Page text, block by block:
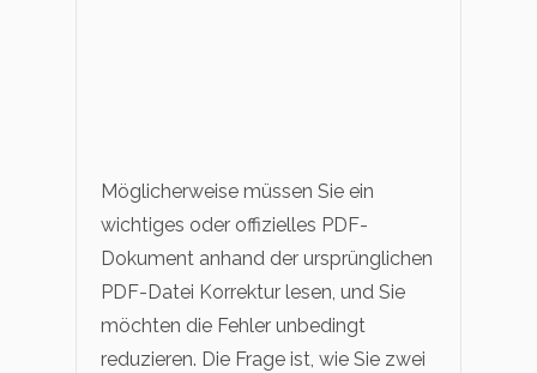
Möglicherweise müssen Sie ein
wichtiges oder offizielles PDF-
Dokument anhand der ursprünglichen
PDF-Datei Korrektur lesen, und Sie
möchten die Fehler unbedingt
reduzieren. Die Frage ist, wie Sie zwei